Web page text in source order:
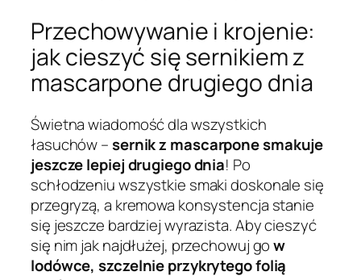
Przechowywanie i krojenie:
jak cieszyć się sernikiem z
mascarpone drugiego dnia
Świetna wiadomość dla wszystkich
łasuchów –sernik z mascarpone smakuje
jeszcze lepiej drugiego dnia! Po
schłodzeniu wszystkie smaki doskonale się
przegryzą, a kremowa konsystencja stanie
się jeszcze bardziej wyrazista. Aby cieszyć
się nim jak najdłużej, przechowuj gow
lodówce, szczelnie przykrytego folią